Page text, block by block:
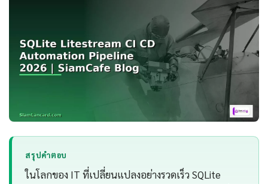
สรุปคำตอบ
ในโลกของ IT ที่เปลี่ยนแปลงอย่างรวดเร็ว SQLite